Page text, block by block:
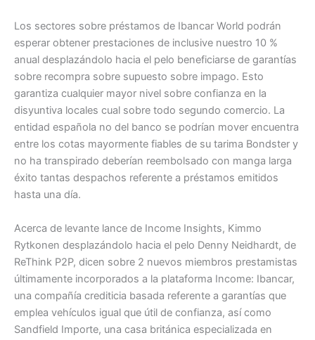
Los sectores sobre préstamos de Ibancar World podrán
esperar obtener prestaciones de inclusive nuestro 10 %
anual desplazándolo hacia el pelo beneficiarse de garantías
sobre recompra sobre supuesto sobre impago. Esto
garantiza cualquier mayor nivel sobre confianza en la
disyuntiva locales cual sobre todo segundo comercio. La
entidad española no del banco se podrí­an mover encuentra
entre los cotas mayormente fiables de su tarima Bondster y
no ha transpirado deberían reembolsado con manga larga
éxito tantas despachos referente a préstamos emitidos
hasta una día.
Acerca de levante lance de Income Insights, Kimmo
Rytkonen desplazándolo hacia el pelo Denny Neidhardt, de
ReThink P2P, dicen sobre 2 nuevos miembros prestamistas
últimamente incorporados a la plataforma Income: Ibancar,
una compañía crediticia basada referente a garantías que
emplea vehículos igual que útil de confianza, así­ como
Sandfield Importe, una casa británica especializada en